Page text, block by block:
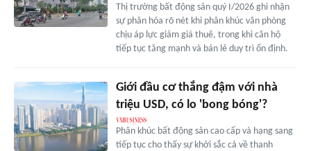
Thị trường bất động sản quý I/2026 ghi nhận
sự phân hóa rõ nét khi phân khúc văn phòng
chịu áp lực giảm giá thuê, trong khi căn hộ
tiếp tục tăng mạnh và bán lẻ duy trì ổn định.
Giới đầu cơ thắng đậm với nhà
triệu USD, có lo 'bong bóng'?
Phân khúc bất động sản cao cấp và hạng sang
tiếp tục cho thấy sự khởi sắc cả về thanh